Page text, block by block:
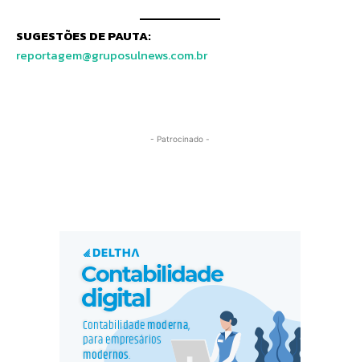
SUGESTÕES DE PAUTA:
reportagem@gruposulnews.com.br
- Patrocinado -